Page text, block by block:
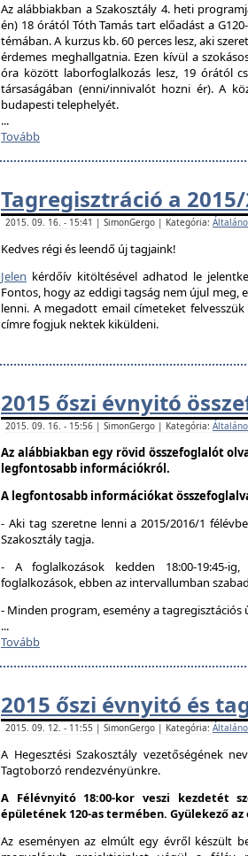
Az alábbiakban a Szakosztály 4. heti
én) 18 órától Tóth Tamás tart előadást a
témában. A kurzus kb. 60 perces lesz, aki
érdemes meghallgatnia. Ezen kívül a
óra között laborfoglalkozás lesz, 19 órától
társaságában (enni/innivalót hozni ér). A
budapesti telephelyét.
...
Tovább
Tagregisztráció a
2015. 09. 16. - 15:41 | SimonGergo | Kategória:
Kedves régi és leendő új tagjaink!
Jelen kérdőív kitöltésével adhatod le
Fontos, hogy az eddigi tagság nem újul meg,
lenni. A megadott email címeteket
címre fogjuk nektek kiküldeni.
2015 őszi évnyitó
2015. 09. 16. - 15:56 | SimonGergo | Kategória:
Az alábbiakban egy rövid összefoglalót
legfontosabb információkról.
A legfontosabb információkat
- Aki tag szeretne lenni a 2015/2016/1
Szakosztály tagja.
- A foglalkozások kedden 18:00-19:45-
foglalkozások, ebben az intervallumban
- Minden program, esemény a
...
Tovább
2015 őszi évnyitó és
2015. 09. 12. - 11:55 | SimonGergo | Kategória:
A Hegesztési Szakosztály vezetőségének
Tagtoborzó rendezvényünkre.
A Félévnyitó 18:00-kor veszi kezdetét
épületének 120-as termében. Gyülekező
Az eseményen az elmúlt egy évről készült